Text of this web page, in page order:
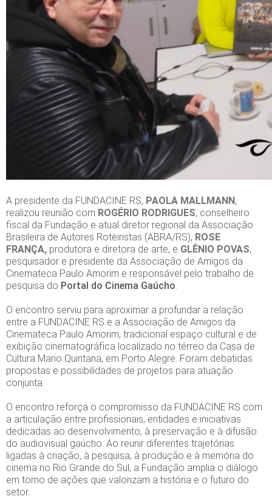
A presidente da FUNDACINE RS, PAOLA MALLMANN ,
realizou reunião com ROGÉRIO RODRIGUES, conselheiro
fiscal da Fundação e atual diretor regional da Associação
Brasileira de Autores Roteiristas (ABRA/RS), ROSE
FRANÇA, produtora e diretora de arte, e GLÊNIO POVAS,
pesquisador e presidente da Associação de Amigos da
Cinemateca Paulo Amorim e responsável pelo trabalho de
pesquisa do Portal do Cinema Gaúcho.
O encontro serviu para aproximar a profundar a relação
entre a FUNDACINE RS e a Associação de Amigos da
Cinemateca Paulo Amorim, tradicional espaço cultural e de
exibição cinematográfica localizado no térreo da Casa de
Cultura Mario Quintana, em Porto Alegre. Foram debatidas
propostas e possibilidades de projetos para atuação
conjunta.
O encontro reforça o compromisso da FUNDACINE RS com
a articulação entre profissionais, entidades e iniciativas
dedicadas ao desenvolvimento, à preservação e à difusão
do audiovisual gaúcho. Ao reunir diferentes trajetórias
ligadas à criação, à pesquisa, à produção e à memória do
cinema no Rio Grande do Sul, a Fundação amplia o diálogo
em torno de ações que valorizam a história e o futuro do
setor.